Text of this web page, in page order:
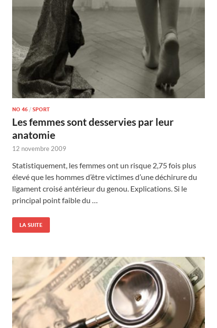
NO 46 / SPORT
Les femmes sont desservies par leur
anatomie
12 novembre 2009
Statistiquement, les femmes ont un risque 2,75 fois plus
élevé que les hommes d’être victimes d’une déchirure du
ligament croisé antérieur du genou. Explications. Si le
principal point faible du …
LA SUITE